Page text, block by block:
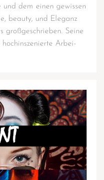
dem einen gewis­sen
beau­ty, und Ele­ganz
groß­ge­schrie­ben. Sei­ne
hoch­in­sze­nier­te Arbei­